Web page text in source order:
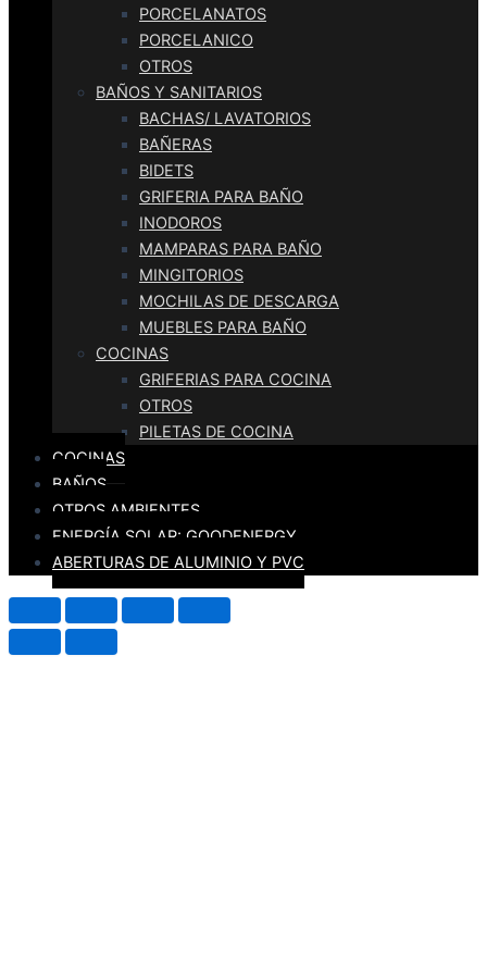
PORCELANATOS
PORCELANICO
OTROS
BAÑOS Y SANITARIOS
BACHAS/ LAVATORIOS
BAÑERAS
BIDETS
GRIFERIA PARA BAÑO
INODOROS
MAMPARAS PARA BAÑO
MINGITORIOS
MOCHILAS DE DESCARGA
MUEBLES PARA BAÑO
COCINAS
GRIFERIAS PARA COCINA
OTROS
PILETAS DE COCINA
COCINAS
BAÑOS
OTROS AMBIENTES
ENERGÍA SOLAR: GOODENERGY
ABERTURAS DE ALUMINIO Y PVC